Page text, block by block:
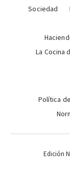
Sociedad
La Cocina
Política
Edición